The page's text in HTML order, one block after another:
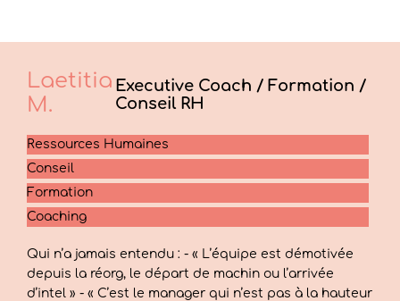
Laetitia
M.
Executive Coach / Formation /
Conseil RH
Ressources Humaines
Conseil
Formation
Coaching
Qui n’a jamais entendu : - « L’équipe est démotivée
depuis la réorg, le départ de machin ou l’arrivée
d’intel » - « C’est le manager qui n’est pas à la hauteur